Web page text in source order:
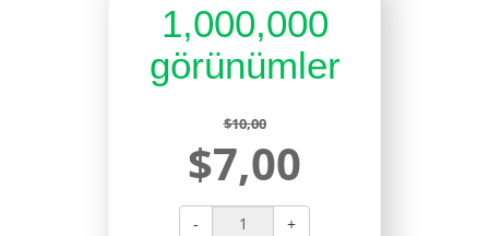
1,000,000
görünümler
$10,00
$7,00
- +